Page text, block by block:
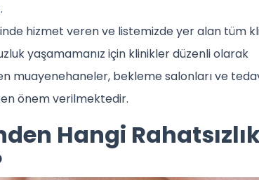
hizmet veren ve listemizde yer alan tüm
yaşamamanız için klinikler düzenli olarak
muayenehaneler, bekleme salonları ve
önem verilmektedir.
Hangi